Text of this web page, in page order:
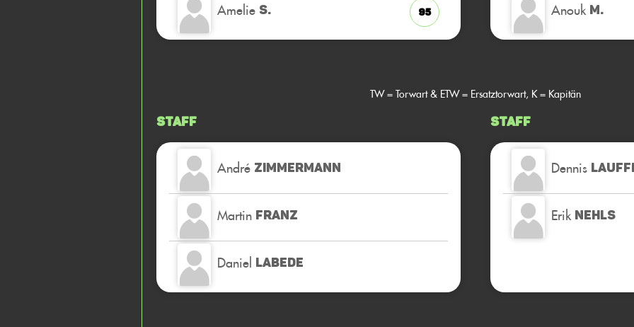
Amelie S. 95 Anouk M.
TW = Torwart & ETW = Ersatztorwart, K = Kapitän
Staff
André ZIMMERMANN
Martin FRANZ
Daniel LABEDE
Staff
Dennis
Erik NEHLS